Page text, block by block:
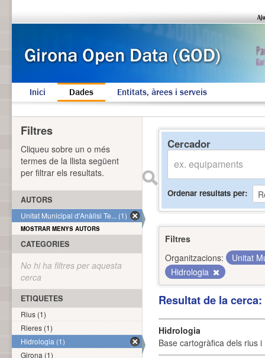
Inici Dades Entitats, àrees i serveis
Cercador
Ordenar resultats per
Filtres
Organitzacions:
Unitat
Hidrologia
Resultat de la
Hidrologia
Base cartogràfica dels rius
Filtres
Cliqueu sobre un o més
termes de la llista següent
per filtrar els resultats.
AUTORS
Unitat Municipal d'Anàlisi Te... (1)
MOSTRAR MENYS AUTORS
CATEGORIES
No hi ha filtres per aquesta
cerca
ETIQUETES
Rius (1)
Rieres (1)
Hidrologia (1)
Girona (1)